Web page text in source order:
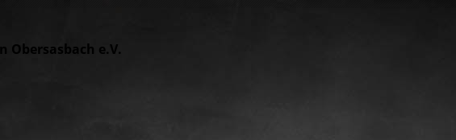
in Obersasbach e.V.